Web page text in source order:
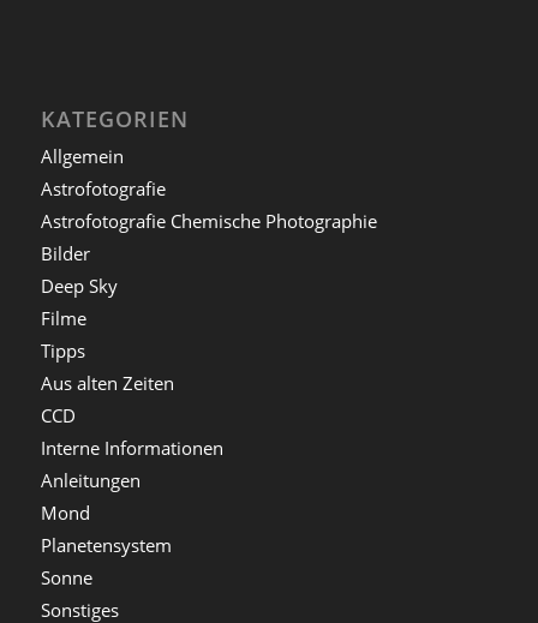
KATEGORIEN
Allgemein
Astrofotografie
Astrofotografie Chemische Photographie
Bilder
Deep Sky
Filme
Tipps
Aus alten Zeiten
CCD
Interne Informationen
Anleitungen
Mond
Planetensystem
Sonne
Sonstiges